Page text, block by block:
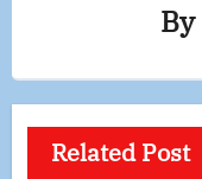
By
Related Post